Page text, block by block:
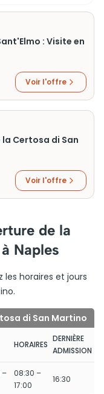
: Visite en
Voir l'offre
Certosa di San
Voir l'offre
de la
Naples
les horaires et jours
di San Martino
HORAIRES
DERNIÈRE
ADMISSION
–
08:30 –
17:00
16:30